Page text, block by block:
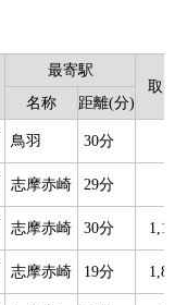
最寄駅
取
名称
距離(分)
鳥羽 30分
志摩赤崎 29分
志摩赤崎 30分
志摩赤崎 19分